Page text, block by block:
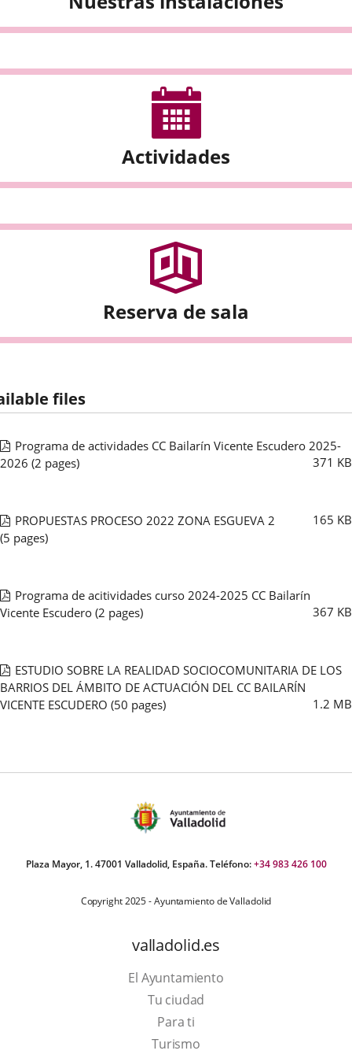
Actividades
Reserva de sala
files
Programa de actividades CC Bailarín Vicente Escudero 2025-
2026
371 KB
(2 pages)
PROPUESTAS PROCESO 2022 ZONA ESGUEVA 2 165 KB
(5 pages)
Programa de acitividades curso 2024-2025 CC Bailarín
Vicente Escudero
367 KB
(2 pages)
ESTUDIO SOBRE LA REALIDAD SOCIOCOMUNITARIA DE LOS
BARRIOS DEL ÁMBITO DE ACTUACIÓN DEL CC BAILARÍN
VICENTE ESCUDERO
1.2 MB
(50 pages)
Plaza Mayor, 1. 47001 Valladolid, España. Teléfono:+34 983 426 100
Copyright 2025 - Ayuntamiento de Valladolid
valladolid.es
El Ayuntamiento
Tu ciudad
Para ti
TurismoThis